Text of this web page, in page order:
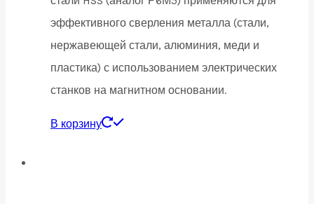
эффективного сверления металла (стали,
нержавеющей стали, алюминия, меди и
пластика) с использованием электрических
станков на магнитном основании.
В корзину